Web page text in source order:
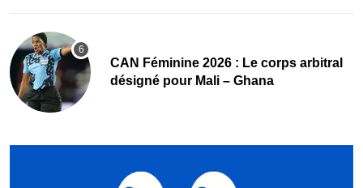
‎CAN Féminine 2026 : Le corps arbitral
désigné pour Mali – Ghana